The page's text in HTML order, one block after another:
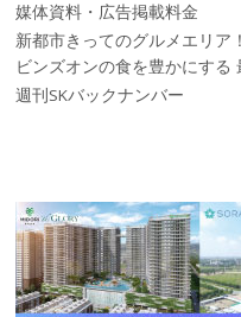
媒体資料・広告掲載料金
新都市きってのグルメエリア！
ビンズオンの食を豊かにす
週刊SKバックナンバー